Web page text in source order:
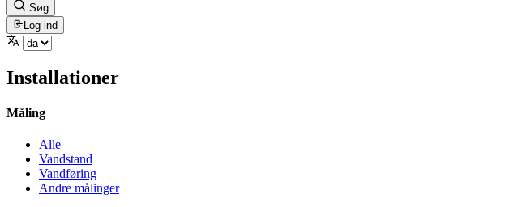
Søg
Log ind
Installationer
Måling
Alle
Vandstand
Vandføring
Andre målinger